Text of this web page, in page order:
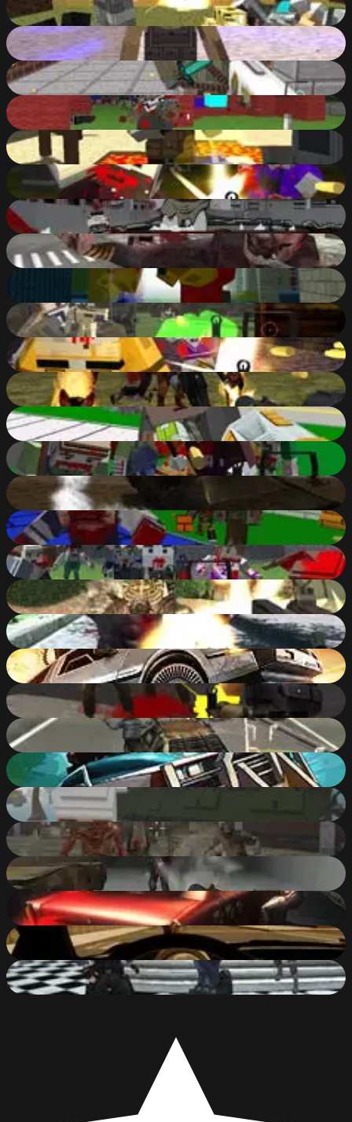
86%
Pixel Gun: Apocalypse
87%
Zombie Blockfare of Future
84%
Pixel Gun Apocalypse 4
80
%
Pixel Gun Apocalypse 2
81
Pixel Gun Warfare 2: Zombie Attack
81
%
Road of the Dead
47%
Masked Forces: Zombie Survive
78%
Revenge of the Pixelman
82
Extreme Pixel Gun Apocalypse 3
89%
Combat Pixel Vehicle Zombies
78%
Realistic Zombie Survival Warfare
90%
Zumbie Blocky Land
78%
Cube Arena Zombie Warfare
78
Drift Z
77
Combat Pixel SWAT & Zombies
71%
Pixel Apocalypse: Infection Begin
88%
Masked Forces 2: Demons Rising
78%
Night Slaughter
76%
Zombie Derby
83%
ZomboiZ
68
Zombie Dead Race
66%
Zombie Derby 2
86
%
CrimnWars
82%
Special Strike Zombies
43
%
Zombie Apocalypse Tunnel Survival
89%
Zombie Show
67%
Supercars Zombie Driving
80
Nightmares of Residents
65%